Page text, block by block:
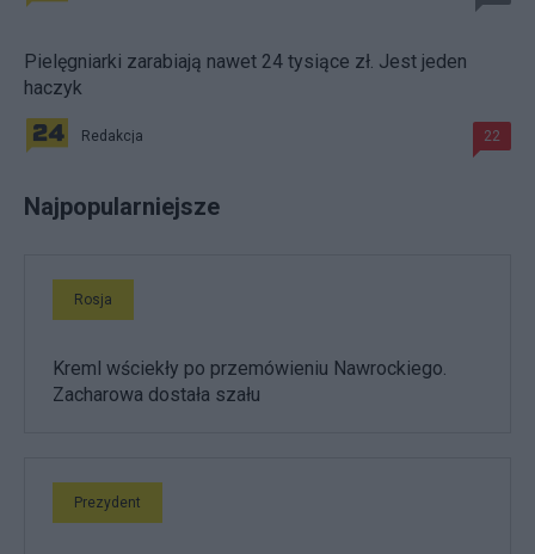
Pielęgniarki zarabiają nawet 24 tysiące zł. Jest jeden
haczyk
Redakcja 22
Najpopularniejsze
Rosja
Kreml wściekły po przemówieniu Nawrockiego.
Zacharowa dostała szału
Prezydent